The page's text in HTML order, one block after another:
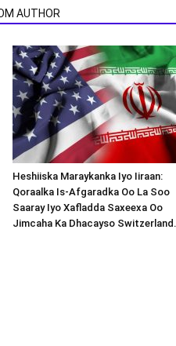
AUTHOR
Heshiiska Maraykanka Iyo Iiraan:
Qoraalka Is-Afgaradka Oo La Soo
Saaray Iyo Xafladda Saxeexa Oo
Jimcaha Ka Dhacayso Switzerland.